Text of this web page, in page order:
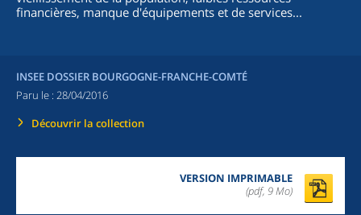
financières, manque d'équipements et de services...
INSEE DOSSIER BOURGOGNE-FRANCHE-COMTÉ
Paru le : 28/04/2016
Découvrir la collection
VERSION IMPRIMABLE
(pdf, 9 Mo)